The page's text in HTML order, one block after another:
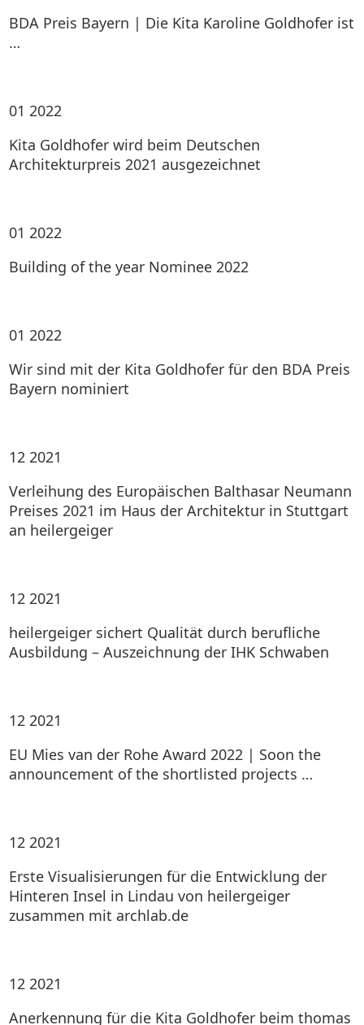
BDA Preis Bayern | Die Kita Karoline Goldhofer ist
…
01 2022
Kita Goldhofer wird beim Deutschen
Architekturpreis 2021 ausgezeichnet
01 2022
Building of the year Nominee 2022
01 2022
Wir sind mit der Kita Goldhofer für den BDA Preis
Bayern nominiert
12 2021
Verleihung des Europäischen Balthasar Neumann
Preises 2021 im Haus der Architektur in Stuttgart
an heilergeiger
12 2021
heilergeiger sichert Qualität durch berufliche
Ausbildung – Auszeichnung der IHK Schwaben
12 2021
EU Mies van der Rohe Award 2022 | Soon the
announcement of the shortlisted projects …
12 2021
Erste Visualisierungen für die Entwicklung der
Hinteren Insel in Lindau von heilergeiger
zusammen mit archlab.de
12 2021
Anerkennung für die Kita Goldhofer beim thomas